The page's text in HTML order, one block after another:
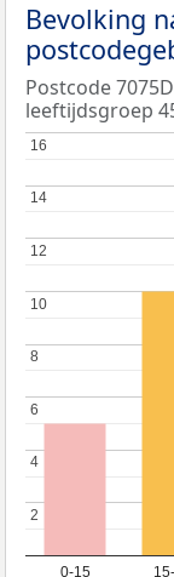
Bevolking
Postcode
leeftijdsgroep
0-15
2
2
4
4
6
6
8
8
10
10
12
12
14
14
16
16